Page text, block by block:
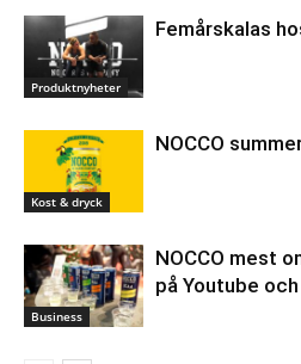
Produktnyheter
Femårskalas
Kost & dryck
NOCCO
Business
NOCCO mest
på Youtube